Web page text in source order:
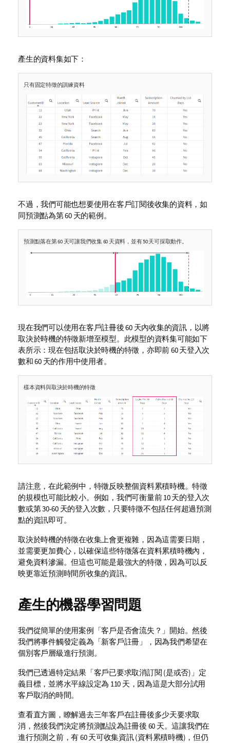
產生的資料集如下：
只有固定特徵的訓練資料
不過，我們可能也想要使用在客戶訂閱後收集的資料，如
同預測點為第 60 天的範例。
預測點落在第 60 天可讓我們收集 60 天資料，並有 50 天可採取動作。
現在我們可以使用在客戶註冊後 60 天內收集的資訊，以將
取決於時機的特徵新增至模型。此模型的資料集可能如下
表所示：現在包括取決於時機的特徵，亦即前 60 天登入次
數和 60 天的作用中使用者。
樣本資料與取決於時機的特徵
請注意，在此範例中，特徵反映整個資料累積時機。特徵
的規模也可能比較小。例如，我們可衡量前 10 天的登入次
數或第 30-60 天的登入次數，只要特徵不包括任何超過預測
點的資訊即可。
取決於時機的特徵在收集上會更複雜，因為這需要日期，
並需要更加費心，以確保這些特徵落在資料累積時機內，
避免資料滲漏。但這也可能是最強大的特徵，因為可以反
映更靠近預測時間所收集的資訊。
產生的機器學習問題
我們從簡單的使用案例「客戶是否會流失？」開始。然後
我們將事件觸發定義為「新客戶註冊」，因為我們希望在
個別客戶層級進行預測。
我們已透過特定結果「客戶已要求取消訂閱 (是或否)」定
義目標，並將水平線設定為 110 天，因為這是大部分試用
客戶取消的時間。
查看直方圖，瞭解過去三年客戶在註冊後多少天要求取
消，然後我們決定將預測點設為註冊後 60 天。這讓我們在
進行預測之前，有 60 天可收集資訊 (資料累積時機)，但仍